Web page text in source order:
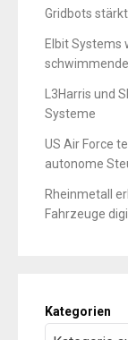
Gridbots
Elbit Systems
L3Harris und
Systeme
US Air Force
autonome
Rheinmetall
Fahrzeuge
Kategorien